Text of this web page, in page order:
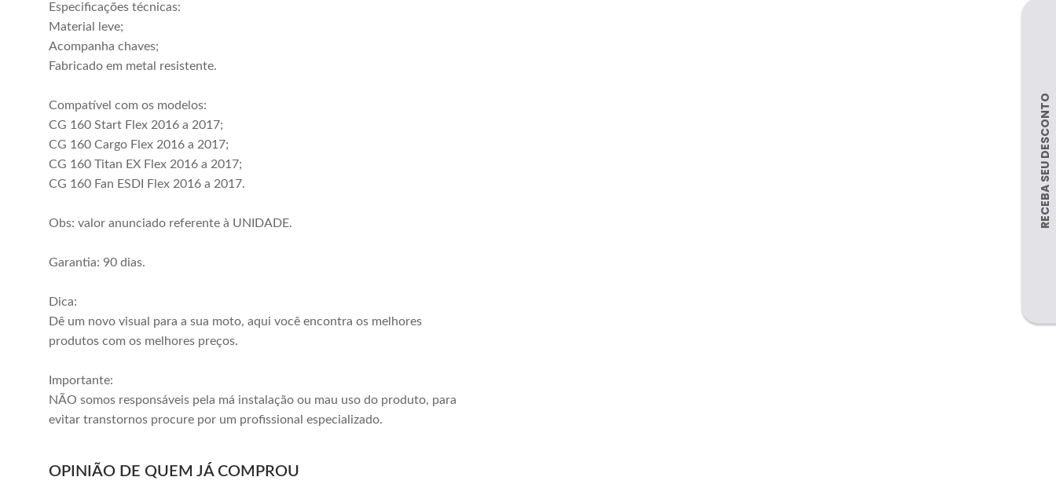
Especificações técnicas:
Material leve;
Acompanha chaves;
Fabricado em metal resistente.
Compatível com os modelos:
CG 160 Start Flex 2016 a 2017;
CG 160 Cargo Flex 2016 a 2017;
CG 160 Titan EX Flex 2016 a 2017;
CG 160 Fan ESDI Flex 2016 a 2017.
Obs: valor anunciado referente à UNIDADE.
Garantia: 90 dias.
Dica:
Dê um novo visual para a sua moto, aqui você encontra os melhores
produtos com os melhores preços.
Importante:
NÃO somos responsáveis pela má instalação ou mau uso do produto, para
evitar transtornos procure por um profissional especializado.
OPINIÃO DE QUEM JÁ COMPROU